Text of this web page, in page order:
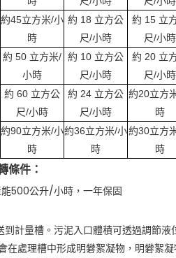
約45立方米/小
時
約 18 立方公
尺/小時
約 15 立
尺/小時
約 50 立方米/
小時
約 10 立方公
尺/小時
約 20 立
尺/小時
約 60 立方公
尺/小時
約 24 立方公
尺/小時
約20立方
時
約90立方米/小
時
約36立方米/小
時
約30立方
時
條件：
到計量槽。污泥入口體積可透過調節液
在處理槽中形成明礬絮凝物，明礬絮